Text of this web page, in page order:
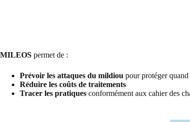
MILEOS permet de :
Prévoir les attaques du mildiou pour protéger quand
Réduire les coûts de traitements
Tracer les pratiques conformément aux cahier des